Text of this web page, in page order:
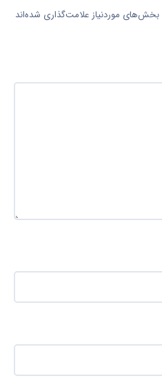
بخش‌های موردنیاز علامت‌گذاری شده‌اند